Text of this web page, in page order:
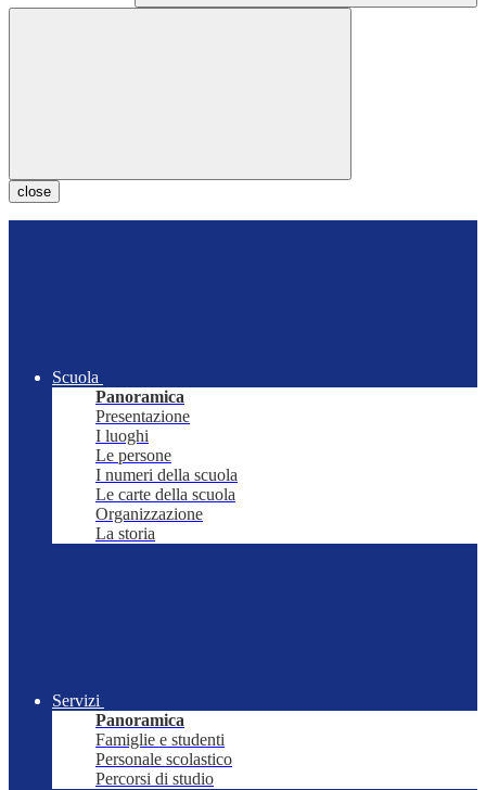
close
Scuola
Panoramica
Presentazione
I luoghi
Le persone
I numeri della scuola
Le carte della scuola
Organizzazione
La storia
Servizi
Panoramica
Famiglie e studenti
Personale scolastico
Percorsi di studio